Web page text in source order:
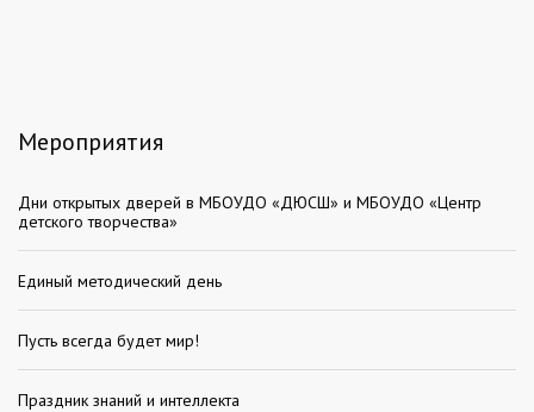
Мероприятия
Дни открытых дверей в МБОУДО «ДЮСШ» и МБОУДО «Центр
детского творчества»
Единый методический день
Пусть всегда будет мир!
Праздник знаний и интеллекта